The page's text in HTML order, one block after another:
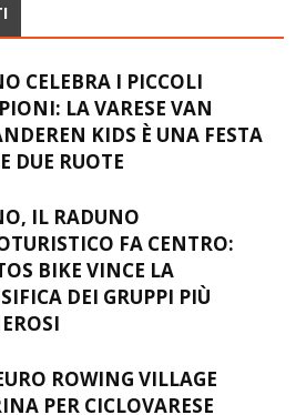
CELEBRA I PICCOLI
LA VARESE VAN
KIDS È UNA FESTA
DUE RUOTE
IL RADUNO
FA CENTRO:
BIKE VINCE LA
DEI GRUPPI PIÙ
ROWING VILLAGE
PER CICLOVARESE